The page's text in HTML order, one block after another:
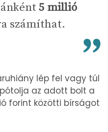
5 millió
számíthat.
lép fel vagy túl
az adott bolt a
forint közötti bírságot